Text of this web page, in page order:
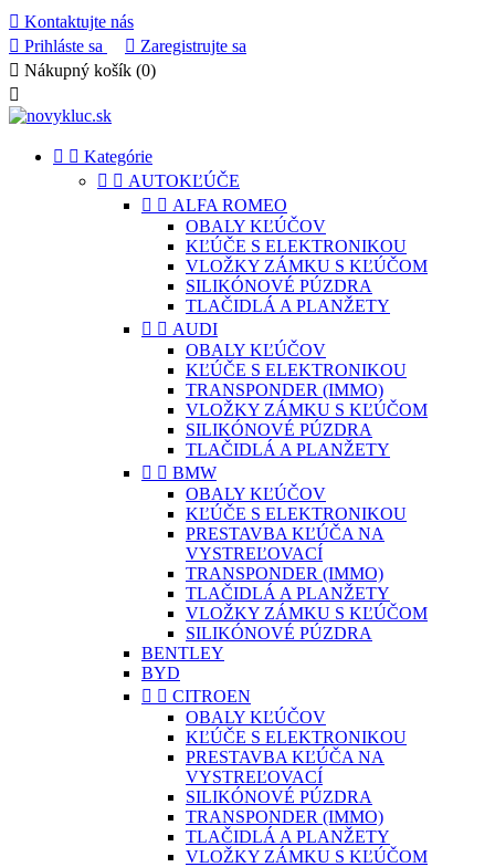
 Kontaktujte nás
 Prihláste sa  Zaregistrujte sa
 Nákupný košík (0)

  Kategórie
  AUTOKĽÚČE
  ALFA ROMEO
OBALY KĽÚČOV
KĽÚČE S ELEKTRONIKOU
VLOŽKY ZÁMKU S KĽÚČOM
SILIKÓNOVÉ PÚZDRA
TLAČIDLÁ A PLANŽETY
  AUDI
OBALY KĽÚČOV
KĽÚČE S ELEKTRONIKOU
TRANSPONDER (IMMO)
VLOŽKY ZÁMKU S KĽÚČOM
SILIKÓNOVÉ PÚZDRA
TLAČIDLÁ A PLANŽETY
  BMW
OBALY KĽÚČOV
KĽÚČE S ELEKTRONIKOU
PRESTAVBA KĽÚČA NA
VYSTREĽOVACÍ
TRANSPONDER (IMMO)
TLAČIDLÁ A PLANŽETY
VLOŽKY ZÁMKU S KĽÚČOM
SILIKÓNOVÉ PÚZDRA
BENTLEY
BYD
  CITROEN
OBALY KĽÚČOV
KĽÚČE S ELEKTRONIKOU
PRESTAVBA KĽÚČA NA
VYSTREĽOVACÍ
SILIKÓNOVÉ PÚZDRA
TRANSPONDER (IMMO)
TLAČIDLÁ A PLANŽETY
VLOŽKY ZÁMKU S KĽÚČOM